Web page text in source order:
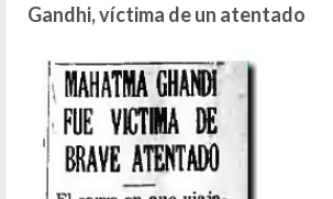
Gandhi, víctima de un atentado